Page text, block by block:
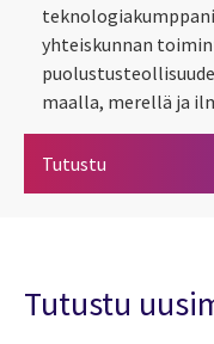
yhteiskunnan
maalla, merellä ja
Tutustu
Tutustu